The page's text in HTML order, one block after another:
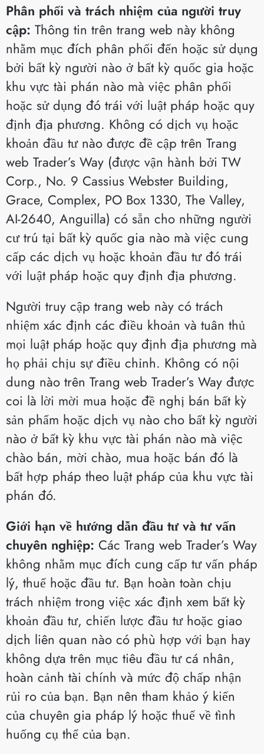
Phân phối và trách nhiệm của người truy
cập: Thông tin trên trang web này không
nhằm mục đích phân phối đến hoặc sử dụng
bởi bất kỳ người nào ở bất kỳ quốc gia hoặc
khu vực tài phán nào mà việc phân phối
hoặc sử dụng đó trái với luật pháp hoặc quy
định địa phương. Không có dịch vụ hoặc
khoản đầu tư nào được đề cập trên Trang
web Trader’s Way (được vận hành bởi TW
Corp., No. 9 Cassius Webster Building,
Grace, Complex, PO Box 1330, The Valley,
AI-2640, Anguilla) có sẵn cho những người
cư trú tại bất kỳ quốc gia nào mà việc cung
cấp các dịch vụ hoặc khoản đầu tư đó trái
với luật pháp hoặc quy định địa phương.
Người truy cập trang web này có trách
nhiệm xác định các điều khoản và tuân thủ
mọi luật pháp hoặc quy định địa phương mà
họ phải chịu sự điều chỉnh. Không có nội
dung nào trên Trang web Trader’s Way được
coi là lời mời mua hoặc đề nghị bán bất kỳ
sản phẩm hoặc dịch vụ nào cho bất kỳ người
nào ở bất kỳ khu vực tài phán nào mà việc
chào bán, mời chào, mua hoặc bán đó là
bất hợp pháp theo luật pháp của khu vực tài
phán đó.
Giới hạn về hướng dẫn đầu tư và tư vấn
chuyên nghiệp: Các Trang web Trader’s Way
không nhằm mục đích cung cấp tư vấn pháp
lý, thuế hoặc đầu tư. Bạn hoàn toàn chịu
trách nhiệm trong việc xác định xem bất kỳ
khoản đầu tư, chiến lược đầu tư hoặc giao
dịch liên quan nào có phù hợp với bạn hay
không dựa trên mục tiêu đầu tư cá nhân,
hoàn cảnh tài chính và mức độ chấp nhận
rủi ro của bạn. Bạn nên tham khảo ý kiến
của chuyên gia pháp lý hoặc thuế về tình
huống cụ thể của bạn.